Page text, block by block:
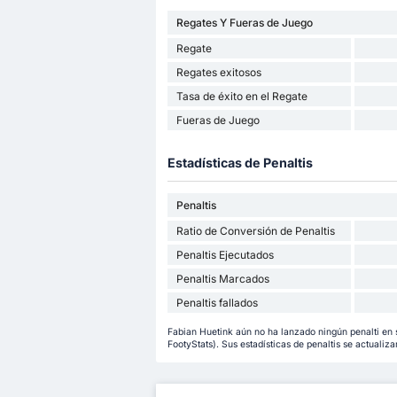
Regates Y Fueras de Juego
Regate
Regates exitosos
Tasa de éxito en el Regate
Fueras de Juego
Estadísticas de Penaltis
Penaltis
Ratio de Conversión de Penaltis
Penaltis Ejecutados
Penaltis Marcados
Penaltis fallados
Fabian Huetink aún no ha lanzado ningún penalti
FootyStats). Sus estadísticas de penaltis se